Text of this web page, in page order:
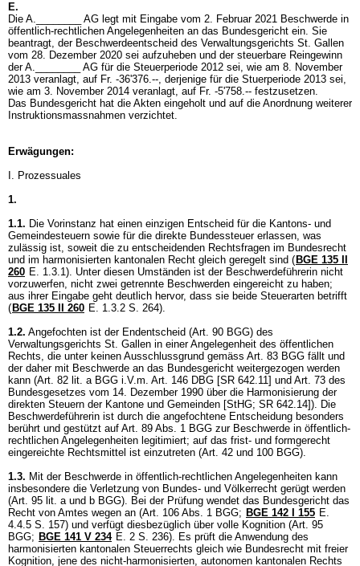
E.
Die A.________ AG legt mit Eingabe vom 2. Februar 2021 Beschwerde in
öffentlich-rechtlichen Angelegenheiten an das Bundesgericht ein. Sie
beantragt, der Beschwerdeentscheid des Verwaltungsgerichts St. Gallen
vom 28. Dezember 2020 sei aufzuheben und der steuerbare Reingewinn
der A.________ AG für die Steuerperiode 2012 sei, wie am 8. November
2013 veranlagt, auf Fr. -36'376.--, derjenige für die Stuerperiode 2013 sei,
wie am 3. November 2014 veranlagt, auf Fr. -5'758.-- festzusetzen.
Das Bundesgericht hat die Akten eingeholt und auf die Anordnung weiterer
Instruktionsmassnahmen verzichtet.
Erwägungen:
I. Prozessuales
1.
1.1. Die Vorinstanz hat einen einzigen Entscheid für die Kantons- und
Gemeindesteuern sowie für die direkte Bundessteuer erlassen, was
zulässig ist, soweit die zu entscheidenden Rechtsfragen im Bundesrecht
und im harmonisierten kantonalen Recht gleich geregelt sind ( BGE 135 II
260 E. 1.3.1). Unter diesen Umständen ist der Beschwerdeführerin nicht
vorzuwerfen, nicht zwei getrennte Beschwerden eingereicht zu haben;
aus ihrer Eingabe geht deutlich hervor, dass sie beide Steuerarten betrifft
( BGE 135 II 260 E. 1.3.2 S. 264).
1.2. Angefochten ist der Endentscheid (Art. 90 BGG) des
Verwaltungsgerichts St. Gallen in einer Angelegenheit des öffentlichen
Rechts, die unter keinen Ausschlussgrund gemäss Art. 83 BGG fällt und
der daher mit Beschwerde an das Bundesgericht weitergezogen werden
kann (Art. 82 lit. a BGG i.V.m. Art. 146 DBG [SR 642.11] und Art. 73 des
Bundesgesetzes vom 14. Dezember 1990 über die Harmonisierung der
direkten Steuern der Kantone und Gemeinden [StHG; SR 642.14]). Die
Beschwerdeführerin ist durch die angefochtene Entscheidung besonders
berührt und gestützt auf Art. 89 Abs. 1 BGG zur Beschwerde in öffentlich-
rechtlichen Angelegenheiten legitimiert; auf das frist- und formgerecht
eingereichte Rechtsmittel ist einzutreten (Art. 42 und 100 BGG).
1.3. Mit der Beschwerde in öffentlich-rechtlichen Angelegenheiten kann
insbesondere die Verletzung von Bundes- und Völkerrecht gerügt werden
(Art. 95 lit. a und b BGG). Bei der Prüfung wendet das Bundesgericht das
Recht von Amtes wegen an (Art. 106 Abs. 1 BGG; BGE 142 I 155 E.
4.4.5 S. 157) und verfügt diesbezüglich über volle Kognition (Art. 95
BGG; BGE 141 V 234 E. 2 S. 236). Es prüft die Anwendung des
harmonisierten kantonalen Steuerrechts gleich wie Bundesrecht mit freier
Kognition, jene des nicht-harmonisierten, autonomen kantonalen Rechts